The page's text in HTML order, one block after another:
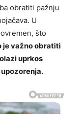
obratiti pažnju
U
što
je važno obratiti
uprkos